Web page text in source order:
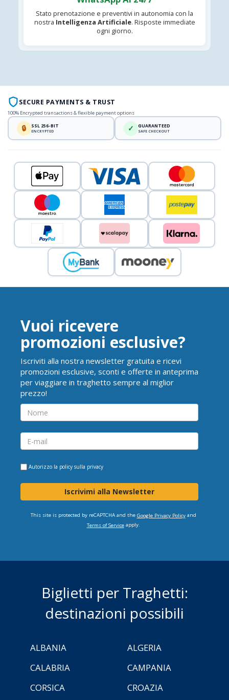
Stato prenotazione e preventivi in autonomia con la
nostra Intelligenza Artificiale. Risposte immediate
ogni giorno.
SECURE PAYMENTS & TRUST
100% Encrypted transactions & flexible payment options
🔒 SSL 256-BIT
ENCRYPTED ✓ GUARANTEED
SAFE CHECKOUT
Vuoi ricevere
promozioni esclusive?
Iscriviti alla nostra newsletter gratuita e ricevi
promozioni esclusive, sconti e offerte in anteprima
per viaggiare in traghetto sempre al miglior
prezzo!
Autorizzo la policy sulla privacy
Iscrivimi alla Newsletter
This site is protected by reCAPTCHA and the Google Privacy Policyand
Terms of Serviceapply.
Biglietti per Traghetti:
destinazioni possibili
ALBANIA
ALGERIA
CALABRIA
CAMPANIA
CORSICA
CROAZIA